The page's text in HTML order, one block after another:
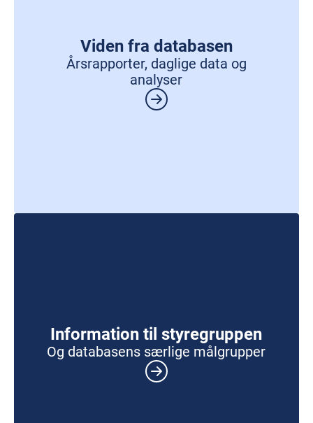
Viden fra databasen
Årsrapporter, daglige data og
analyser
Information til styregruppen
Og databasens særlige målgrupper